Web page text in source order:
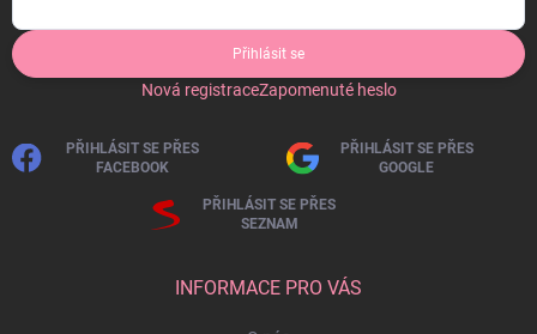
Přihlásit se
Nová registraceZapomenuté heslo
PŘIHLÁSIT SE PŘES
FACEBOOK
PŘIHLÁSIT SE PŘES
GOOGLE
PŘIHLÁSIT SE PŘES
SEZNAM
INFORMACE PRO VÁS